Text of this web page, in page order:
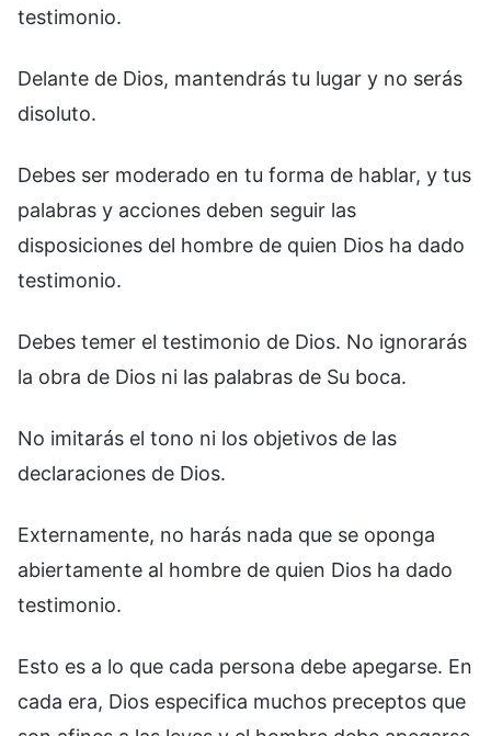
testimonio.
Delante de Dios, mantendrás tu lugar y no serás
disoluto.
Debes ser moderado en tu forma de hablar, y tus
palabras y acciones deben seguir las
disposiciones del hombre de quien Dios ha dado
testimonio.
Debes temer el testimonio de Dios. No ignorarás
la obra de Dios ni las palabras de Su boca.
No imitarás el tono ni los objetivos de las
declaraciones de Dios.
Externamente, no harás nada que se oponga
abiertamente al hombre de quien Dios ha dado
testimonio.
Esto es a lo que cada persona debe apegarse. En
cada era, Dios especifica muchos preceptos que